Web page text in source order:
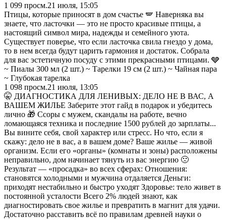
1 099 просм.21 июля, 15:05
Птицы, которые приносят в дом счастье 🪽 Наверняка вы
знаете, что ласточки — это не просто красивые птицы, а
настоящий символ мира, надежды и семейного уюта.
Существует поверье, что если ласточка свила гнездо у дома,
то в нем всегда будут царить гармония и достаток. Собрала
для вас эстетичную посуду с этими прекрасными птицами. 🩶
~ Пиалы 300 мл (2 шт.) ~ Тарелки 19 см (2 шт.) ~ Чайная пара
~ Глубокая тарелка
1 098 просм.21 июля, 13:05
🤫 ДИАГНОСТИКА ДЛЯ ЛЕНИВЫХ: ДЕЛО НЕ В ВАС, А
ВАШЕМ ЖИЛЬЕ Заберите этот гайд в подарок и убедитесь
лично 🎁 Ссоры с мужем, скандалы на работе, вечно
ломающаяся техника и последние 1500 рублей до зарплаты...
Вы вините себя, свой характер или стресс. Но что, если я
скажу: дело не в вас, а в вашем доме? Ваше жилье — живой
организм. Если его «органы» (комнаты и зоны) расположены
неправильно, дом начинает тянуть из вас энергию 🙁
Результат — «просадка» во всех сферах: Отношения:
становятся холодными и мужчина отдаляется Деньги:
приходят нестабильно и быстро уходят Здоровье: тело живет в
постоянной усталости Всего 2% людей знают, как
диагностировать свое жилье и превратить в магнит для удачи.
Достаточно расставить всё по правилам древней науки о